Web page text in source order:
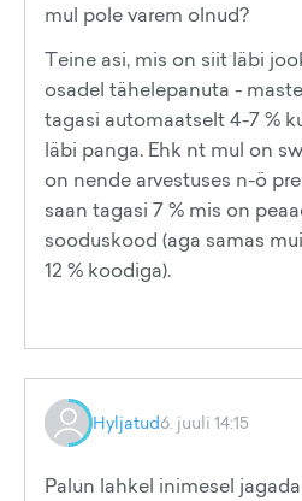
mul pole varem olnud?
Teine asi, mis on siit läbi
osadel tähelepanuta -
tagasi automaatselt 4-7 %
läbi panga. Ehk nt mul on
on nende arvestuses n-ö
saan tagasi 7 % mis on
sooduskood (aga samas
12 % koodiga).
Hyljatud6. juuli 14:15
Palun lahkel inimesel